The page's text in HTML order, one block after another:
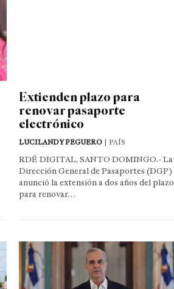
Extienden plazo para
renovar pasaporte
electrónico
LUCILANDY PEGUERO| PAÍS
RDÉ DIGITAL, SANTO DOMINGO.- La
Dirección General de Pasaportes (DGP)
anunció la extensión a dos años del plazo
para renovar…